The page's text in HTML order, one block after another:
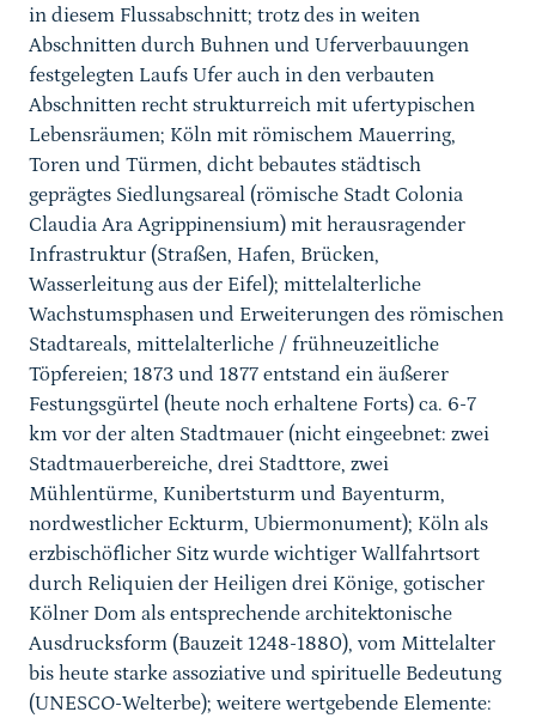
in diesem Flussabschnitt; trotz des in weiten
Abschnitten durch Buhnen und Uferverbauungen
festgelegten Laufs Ufer auch in den verbauten
Abschnitten recht strukturreich mit ufertypischen
Lebensräumen; Köln mit römischem Mauerring,
Toren und Türmen, dicht bebautes städtisch
geprägtes Siedlungsareal (römische Stadt Colonia
Claudia Ara Agrippinensium) mit herausragender
Infrastruktur (Straßen, Hafen, Brücken,
Wasserleitung aus der Eifel); mittelalterliche
Wachstumsphasen und Erweiterungen des römischen
Stadtareals, mittelalterliche / frühneuzeitliche
Töpfereien; 1873 und 1877 entstand ein äußerer
Festungsgürtel (heute noch erhaltene Forts) ca. 6-7
km vor der alten Stadtmauer (nicht eingeebnet: zwei
Stadtmauerbereiche, drei Stadttore, zwei
Mühlentürme, Kunibertsturm und Bayenturm,
nordwestlicher Eckturm, Ubiermonument); Köln als
erzbischöflicher Sitz wurde wichtiger Wallfahrtsort
durch Reliquien der Heiligen drei Könige, gotischer
Kölner Dom als entsprechende architektonische
Ausdrucksform (Bauzeit 1248-1880), vom Mittelalter
bis heute starke assoziative und spirituelle Bedeutung
(UNESCO-Welterbe); weitere wertgebende Elemente: